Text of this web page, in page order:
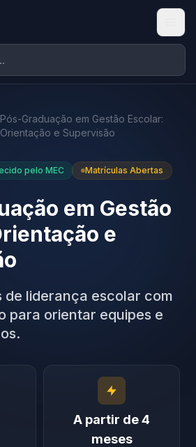
Página Inicial
Pós-Graduação em Gestão Escolar:
Orientação e Supervisão
pelo MEC Matrículas Abertas
em Gestão
e
de liderança escolar com
para orientar equipes e
A partir de 4
meses